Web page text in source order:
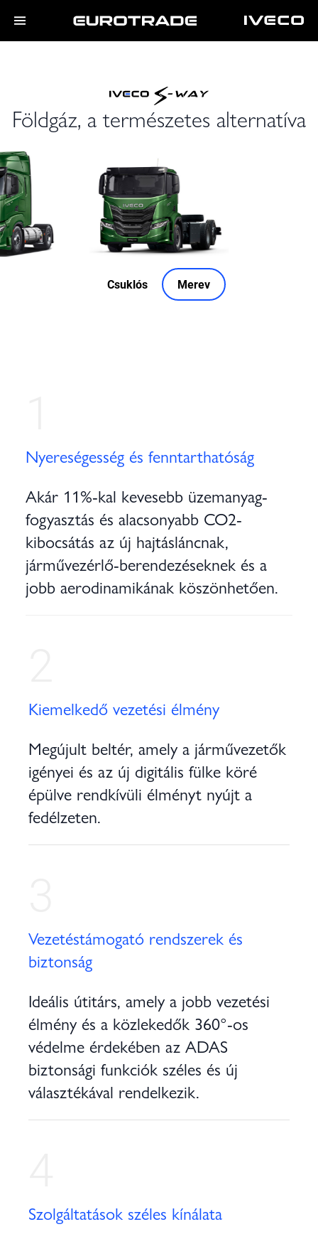
Földgáz, a természetes alternatíva
Csuklós Merev
Nyereségesség és fenntarthatóság
Akár 11%-kal kevesebb üzemanyag-
fogyasztás és alacsonyabb CO2-
kibocsátás az új hajtásláncnak,
járművezérlő-berendezéseknek és a
jobb aerodinamikának köszönhetően.
Kiemelkedő vezetési élmény
Megújult beltér, amely a járművezetők
igényei és az új digitális fülke köré
épülve rendkívüli élményt nyújt a
fedélzeten.
Vezetéstámogató rendszerek és
biztonság
Ideális útitárs, amely a jobb vezetési
élmény és a közlekedők 360°-os
védelme érdekében az ADAS
biztonsági funkciók széles és új
választékával rendelkezik.
Szolgáltatások széles kínálata